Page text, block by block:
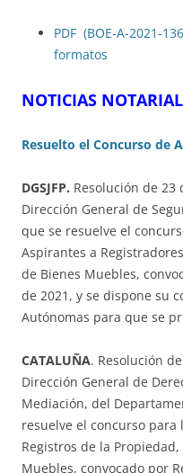
PDF (BOE-A-2021-
formatos
NOTICIAS
Resuelto el Concurso de
DGSJFP. Resolución de 23
Dirección General de
que se resuelve el
Aspirantes a
de Bienes Muebles,
de 2021, y se dispone su
Autónomas para que se
CATALUÑA. Resolución
Dirección General de
Mediación, del
resuelve el concurso
Registros de la
Muebles, convocado por